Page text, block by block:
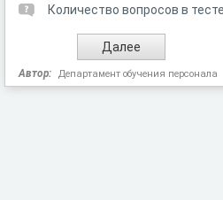
Количество вопросов в
Автор: Департамент обучения персонала